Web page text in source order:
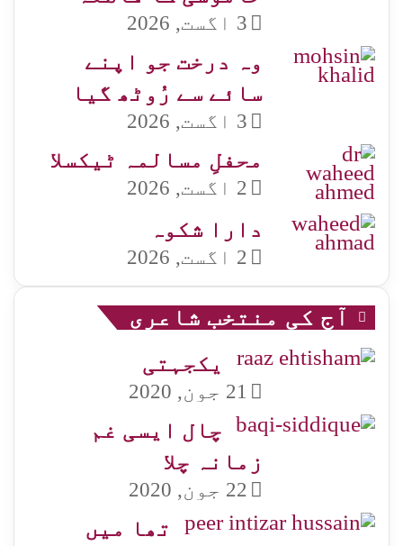
3 اگست, 2026
وہ درخت جو اپنے
سائے سے رُوٹھ گیا
3 اگست, 2026
محفلِ مسالمہ ٹیکسلا
2 اگست, 2026
دارا شکوہ
2 اگست, 2026
آج کی منتخب شاعری
یکجہتی
21 جون, 2020
چال ایسی غم
زمانہ چلا
22 جون, 2020
تھا میں